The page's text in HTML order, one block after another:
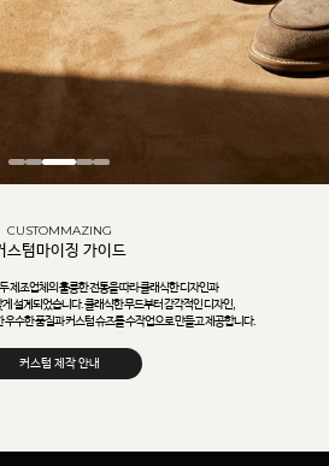
CUSTOMMAZING
스텀마이징 가이드
제조업체의 훌륭한 전통을 따라 클래식한 디자인과
설계되었습니다. 클래식한 무드부터 감각적인 디자인,
우수한 품질과 커스텀 슈즈를 수작업으로 만들고 제공합니다.
커스텀 제작 안내